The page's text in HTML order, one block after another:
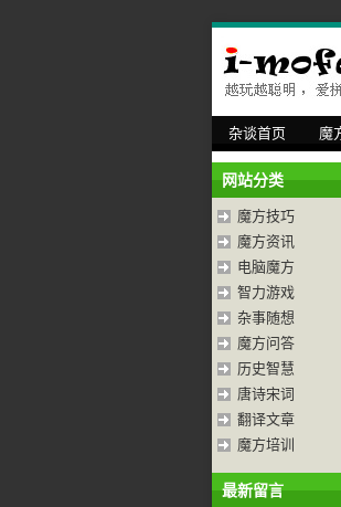
杂谈首页 魔
网站分类
魔方技巧
魔方资讯
电脑魔方
智力游戏
杂事随想
魔方问答
历史智慧
唐诗宋词
翻译文章
魔方培训
最新留言